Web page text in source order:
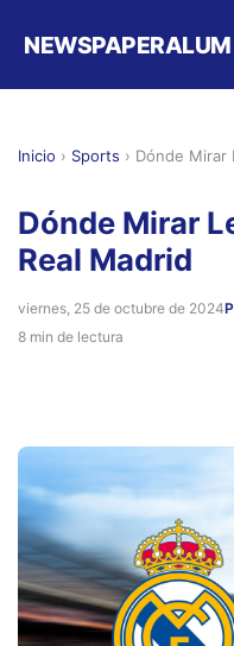
NEWSPAPERALUM
Inicio › Sports › Dónde Mirar
Dónde Mirar
Real Madrid
viernes, 25 de octubre de 2024
8 min de lectura